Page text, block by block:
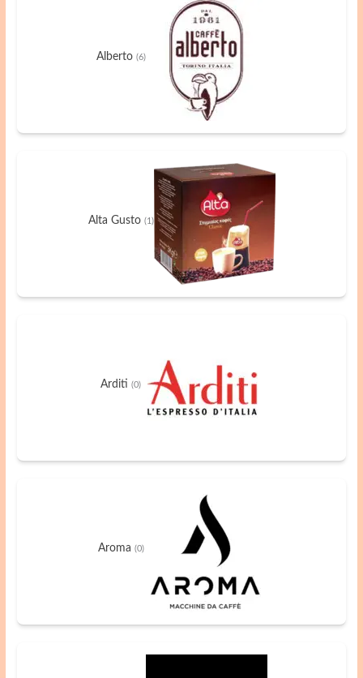
Alberto (6)
Alta Gusto (1)
Arditi (0)
Aroma (0)